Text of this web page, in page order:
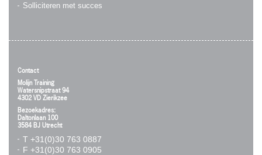
Solliciteren met succes
Contact
Molijn Training
Watersnipstraat 94
4302 VD Zierikzee
Bezoekadres:
Daltonlaan 100
3584 BJ Utrecht
T +31(0)30 763 0887
F +31(0)30 763 0905